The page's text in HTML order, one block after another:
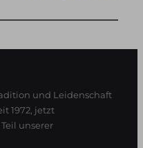
und Leidenschaft
1972, jetzt
unserer